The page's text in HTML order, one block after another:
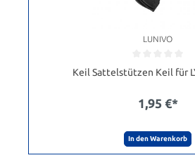
LUNIVO
Keil Sattelstützen Keil für
1,95 €*
In den Warenkorb